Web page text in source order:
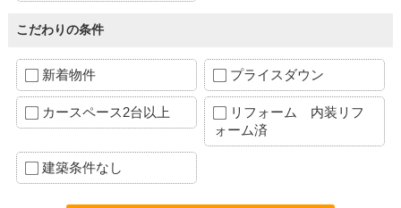
こだわりの条件
新着物件 プライスダウン
カースペース2台以上
リフォーム 内装リフ
ォーム済
建築条件なし